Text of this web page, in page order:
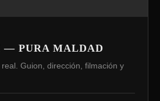
— PURA MALDAD
Guion, dirección, filmación y